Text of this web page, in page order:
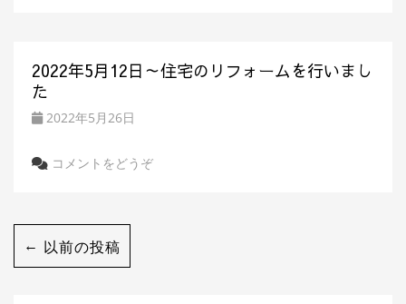
2022年5月12日～住宅のリフォームを行いまし
た
2022年5月26日
コメントをどうぞ
← 以前の投稿